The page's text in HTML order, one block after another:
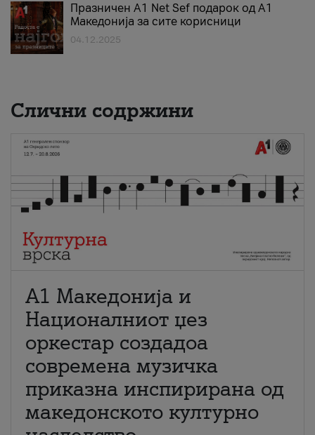
Празничен A1 Net Sеf подарок од А1
Македонија за сите корисници
04.12.2025
Слични содржини
А1 Македонија и
Националниот џез
оркестар создадоа
современа музичка
приказна инспирирана од
македонското културно